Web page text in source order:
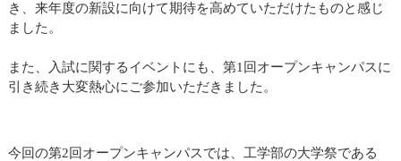
き、来年度の新設に向けて期待を高めていただけたものと感じ
ました。
また、入試に関するイベントにも、第1回オープンキャンパスに
引き続き大変熱心にご参加いただきました。
今回の第2回オープンキャンパスでは、工学部の大学祭である